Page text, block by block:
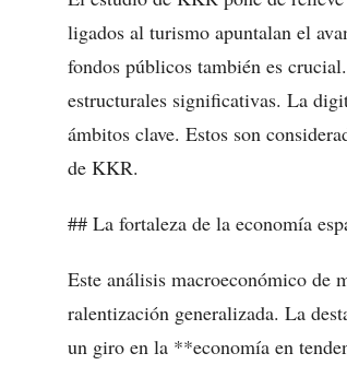
ligados al turismo apuntalan el
fondos públicos también es
estructurales significativas. La
ámbitos clave. Estos son
de KKR.
## La fortaleza de la economía
Este análisis macroeconómico de
ralentización generalizada. La
un giro en la **economía en